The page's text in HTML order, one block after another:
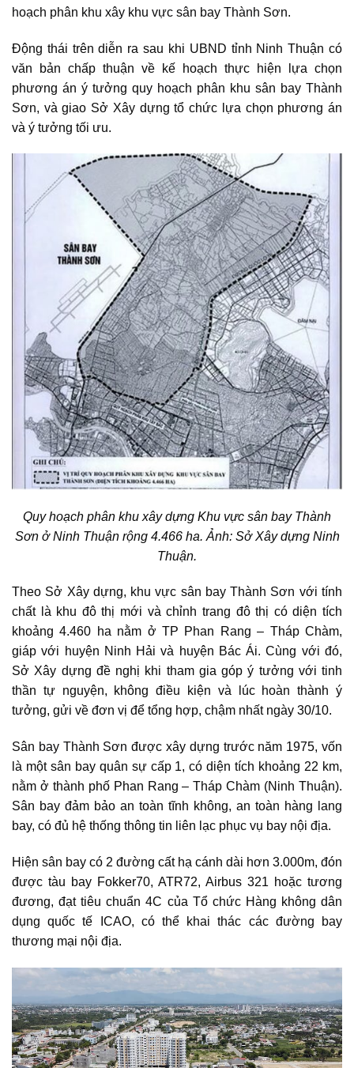
hoạch phân khu xây khu vực sân bay Thành Sơn.
Động thái trên diễn ra sau khi UBND tỉnh Ninh Thuận có
văn bản chấp thuận về kế hoạch thực hiện lựa chọn
phương án ý tưởng quy hoạch phân khu sân bay Thành
Sơn, và giao Sở Xây dựng tổ chức lựa chọn phương án
và ý tưởng tối ưu.
Quy hoạch phân khu xây dựng Khu vực sân bay Thành
Sơn ở Ninh Thuận rộng 4.466 ha. Ảnh: Sở Xây dựng Ninh
Thuận.
Theo Sở Xây dựng, khu vực sân bay Thành Sơn với tính
chất là khu đô thị mới và chỉnh trang đô thị có diện tích
khoảng 4.460 ha nằm ở TP Phan Rang – Tháp Chàm,
giáp với huyện Ninh Hải và huyện Bác Ái. Cùng với đó,
Sở Xây dựng đề nghị khi tham gia góp ý tưởng với tinh
thần tự nguyện, không điều kiện và lúc hoàn thành ý
tưởng, gửi về đơn vị để tổng hợp, chậm nhất ngày 30/10.
Sân bay Thành Sơn được xây dựng trước năm 1975, vốn
là một sân bay quân sự cấp 1, có diện tích khoảng 22 km,
nằm ở thành phố Phan Rang – Tháp Chàm (Ninh Thuận).
Sân bay đảm bảo an toàn tĩnh không, an toàn hàng lang
bay, có đủ hệ thống thông tin liên lạc phục vụ bay nội địa.
Hiện sân bay có 2 đường cất hạ cánh dài hơn 3.000m, đón
được tàu bay Fokker70, ATR72, Airbus 321 hoặc tương
đương, đạt tiêu chuẩn 4C của Tổ chức Hàng không dân
dụng quốc tế ICAO, có thể khai thác các đường bay
thương mại nội địa.